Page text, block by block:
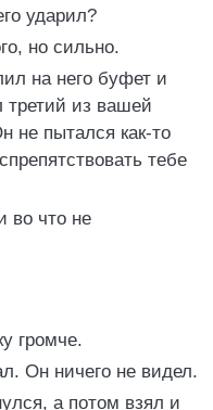
ударил?
но сильно.
на него буфет и
третий из вашей
не пытался как-то
тебе
во что не
громче.
Он ничего не видел.
а потом взял и